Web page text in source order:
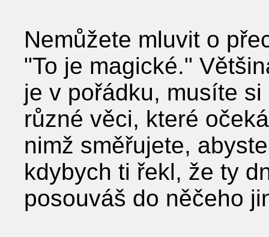
Nemůžete mluvit o
"To je magické."
je v pořádku, musíte
různé věci, které
nimž směřujete,
kdybych ti řekl, že ty
posouváš do něčeho